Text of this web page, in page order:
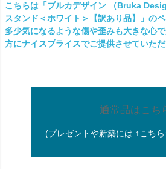
こちらは「ブルカデザイン （Bruka
スタンド＜ホワイト＞【訳あり品】」のペ
多少気になるような傷や歪みも大きな心
方にナイスプライスでご提供させていただ
通常品はこち
(プレゼントや新築には ↑こち